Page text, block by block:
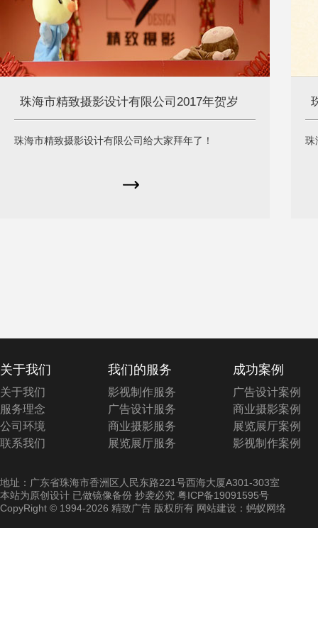
珠海市精致摄影设计有限公司2017年贺岁
片
珠海市精致摄影设计有限公司给大家拜年了！ 珠
关于我们
关于我们
服务理念
公司环境
联系我们
我们的服务
影视制作服务
广告设计服务
商业摄影服务
展览展厅服务
成功案例
广告设计案例
商业摄影案例
展览展厅案例
影视制作案例
地址：广东省珠海市香洲区人民东路221号西海大厦A301-303室
本站为原创设计 已做镜像备份 抄袭必究 粤ICP备19091595号
CopyRight © 1994-2026 精致广告 版权所有 网站建设：蚂蚁网络